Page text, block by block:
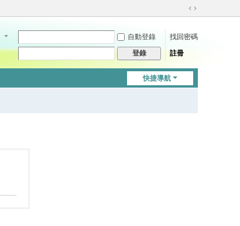
切
到
自動登錄
找回密碼
登錄 註冊
快捷導航